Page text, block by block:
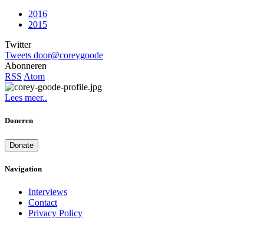
2016
2015
Twitter
Tweets door@coreygoode
Abonneren
RSS Atom
Lees meer..
Doneren
Donate
Navigation
Interviews
Contact
Privacy Policy